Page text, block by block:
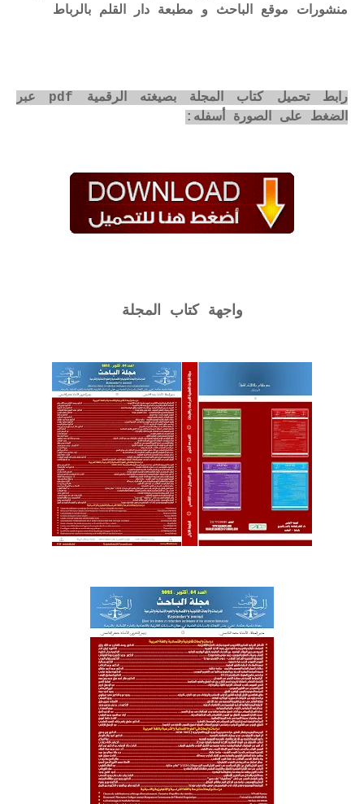
منشورات موقع الباحث و مطبعة دار القلم بالرباط
رابط تحميل كتاب المجلة بصيغته الرقمية pdf عبر
الضغط على الصورة أسفله:
واجهة كتاب المجلة